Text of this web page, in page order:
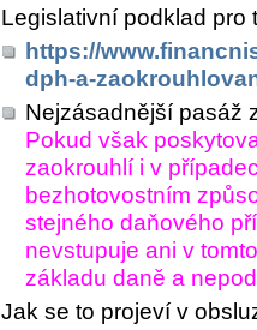
Legislativní podklad pro
https://
dph-a-
Nejzásadnější pasáž
Pokud však
zaokrouhlí i v
bezhotovostním
stejného daňového
nevstupuje ani v
základu daně a
Jak se to projeví v